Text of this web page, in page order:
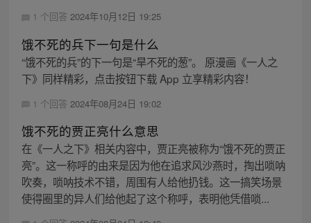
1 个回答 2024年10月12日 19:25
饿不死的兵下一句是什么
“饿不死的兵”的下一句是“旱不死的葱”。 原漫画《一人之
下》同样精彩，点击按钮下载 App 立享精彩内容！
1 个回答 2024年08月24日 19:02
饿不死的贾正亮什么意思
在《一人之下》相关内容中，贾正亮被称为“饿不死的贾正
亮”。这一称呼的由来是因为他在追求风沙燕时，掏出唢呐
吹奏，唢呐技术不错，周围有人给他扔钱。这一搞笑场景
使得圈里的异人们给他起了这个称呼，表明他凭借唢...